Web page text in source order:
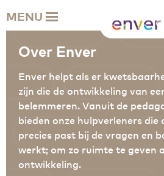
MENU
Waar we voor staan
Verantwoording
Bestuur en toezicht
Zakelijke gegevens
Werken bij Enver
Vacatures
Stages
Enver als werkgever
Over Enver
Enver helpt als er
zijn die de ontwikkeling van
belemmeren. Vanuit de
bieden onze hulpverleners die
precies past bij de vragen en
werkt; om zo ruimte te geven
ontwikkeling.